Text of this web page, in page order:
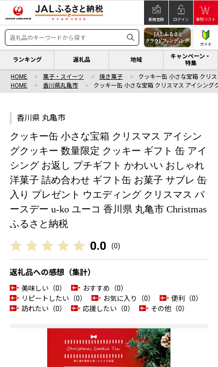
新規登録 ログイン 寄附リスト
ガイド
ランキング 返礼品 地域
キャンペーン・
特集
HOME 菓子・スイーツ 焼き菓子
クッキー缶 小さな宝箱 クリ
HOME
香川県丸亀市 クッキー缶 小さな宝箱 クリスマス アイシング
香川県 丸亀市
クッキー缶 小さな宝箱 クリスマス アイシン
グクッキー 数量限定 クッキー ギフト 缶 アイ
シング お返し プチギフト かわいい おしゃれ
洋菓子 詰め合わせ ギフト缶 お菓子 サブレ 缶
入り プレゼント ウエディング クリスマス バ
ースデー u-ko ユーコ 香川県 丸亀市 Christmas
ふるさと納税
0.0 (0)
返礼品への感想（集計）
美味しい（0）
おすすめ（0）
リピートしたい（0）
お気に入り（0）
便利（0）
訪れたい（0）
応援したい（0） その他（0）